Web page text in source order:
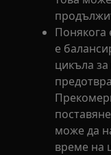
Понякога
е
цикъла
може да
време на